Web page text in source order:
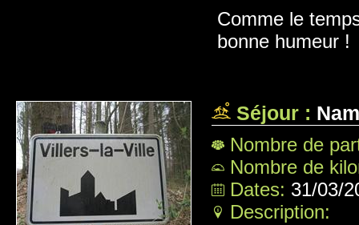
Comme le
bonne humeur !
Séjour :
Nombre de
Nombre de
Dates: 31/03/
Description: